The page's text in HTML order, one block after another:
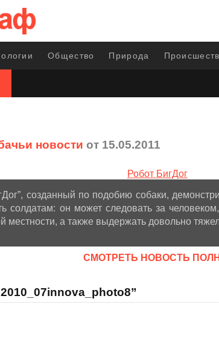
Общество Природа
новости от 15.05.2011
созданный по подобию собаки,
солдатам: он может следовать за
местности, а также выдержать довольно
CМОТРЕТЬ НОВОСТЬ